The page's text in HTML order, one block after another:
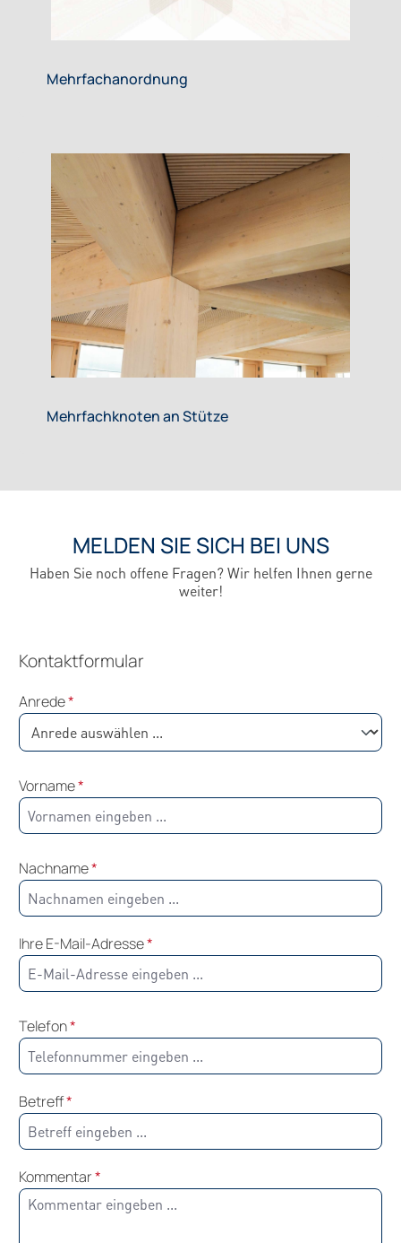
Mehrfachanordnung
Mehrfachknoten an Stütze
MELDEN SIE SICH BEI UNS
Haben Sie noch offene Fragen? Wir helfen Ihnen gerne
weiter!
Kontaktformular
Anrede*
Vorname*
Nachname*
Ihre E-Mail-Adresse*
Telefon*
Betreff*
Kommentar*